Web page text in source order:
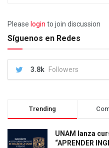
Please login to join discussion
Síguenos en Redes
3.8k Followers
Trending
UNAM lanza
“APRENDER